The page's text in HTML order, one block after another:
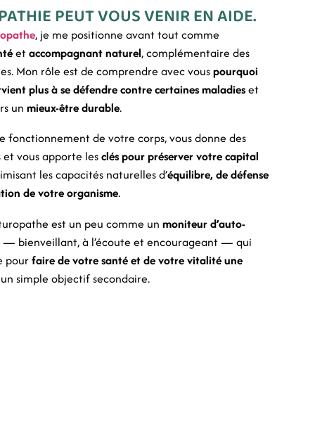
même plus. Quand j’ai eu des
répondre et ajuster à ma demande
ou mes besoins le protocole. Les
résultats ont été au rendez-vous
également en douceur comme je le
souhaitais, merci Julie pour ton
accompagnement
J’ai déjà recommandé Julie à
plusieurs personnes, je ne manquerai
pas de continuer! Vous pouvez y aller
en toute confiance. Stéphanie
PEUT VOUS VENIR EN AIDE.
, je me positionne avant tout comme
etaccompagnant naturel, complémentaire des
Mon rôle est de comprendre avec vouspourquoi
plus à se défendre contre certaines maladieset
unmieux-être durable.
fonctionnement de votre corps, vous donne des
et vous apporte lesclés pour préserver votre capital
les capacités naturelles d’équilibre, de défense
de votre organisme.
est un peu comme unmoniteur d’auto-
— bienveillant, à l’écoute et encourageant — qui
pourfaire de votre santé et de votre vitalité une
un simple objectif secondaire.